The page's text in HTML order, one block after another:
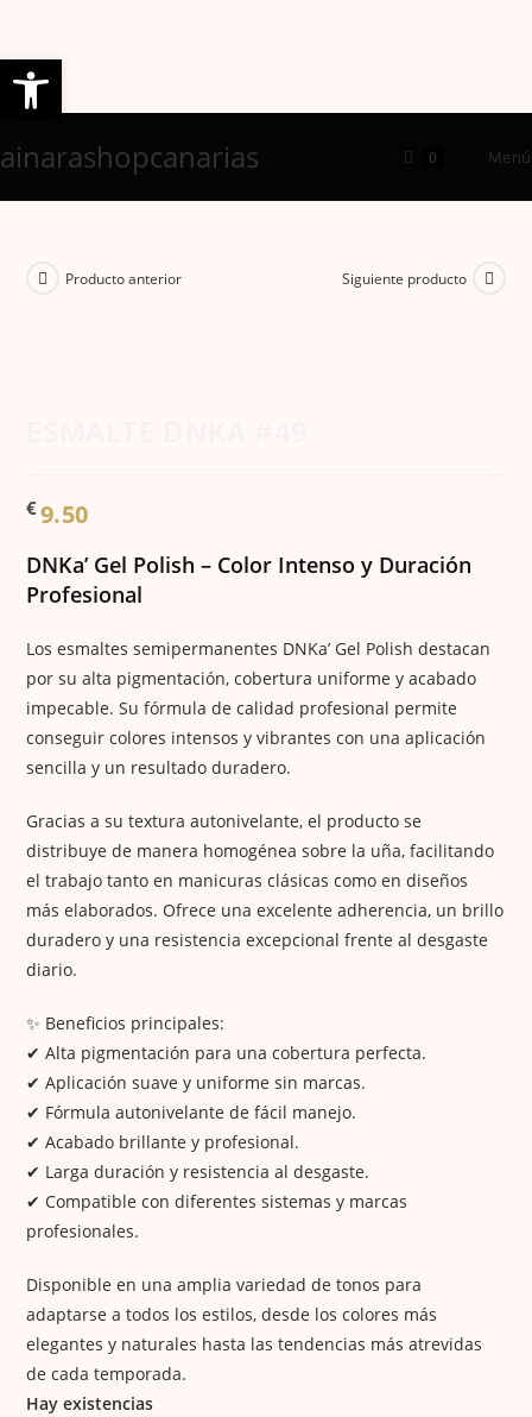
al
ainarashopcanarias 0 Menú
Producto anterior Siguiente producto
€9.50
DNKa’ Gel Polish – Color Intenso y Duración
Profesional
Los esmaltes semipermanentes DNKa’ Gel Polish destacan
por su alta pigmentación, cobertura uniforme y acabado
impecable. Su fórmula de calidad profesional permite
conseguir colores intensos y vibrantes con una aplicación
sencilla y un resultado duradero.
Gracias a su textura autonivelante, el producto se
distribuye de manera homogénea sobre la uña, facilitando
el trabajo tanto en manicuras clásicas como en diseños
más elaborados. Ofrece una excelente adherencia, un brillo
duradero y una resistencia excepcional frente al desgaste
diario.
✨ Beneficios principales:
✔ Alta pigmentación para una cobertura perfecta.
✔ Aplicación suave y uniforme sin marcas.
✔ Fórmula autonivelante de fácil manejo.
✔ Acabado brillante y profesional.
✔ Larga duración y resistencia al desgaste.
✔ Compatible con diferentes sistemas y marcas
profesionales.
Disponible en una amplia variedad de tonos para
adaptarse a todos los estilos, desde los colores más
elegantes y naturales hasta las tendencias más atrevidas
de cada temporada.
Hay existencias
Abrir barra de herramientas